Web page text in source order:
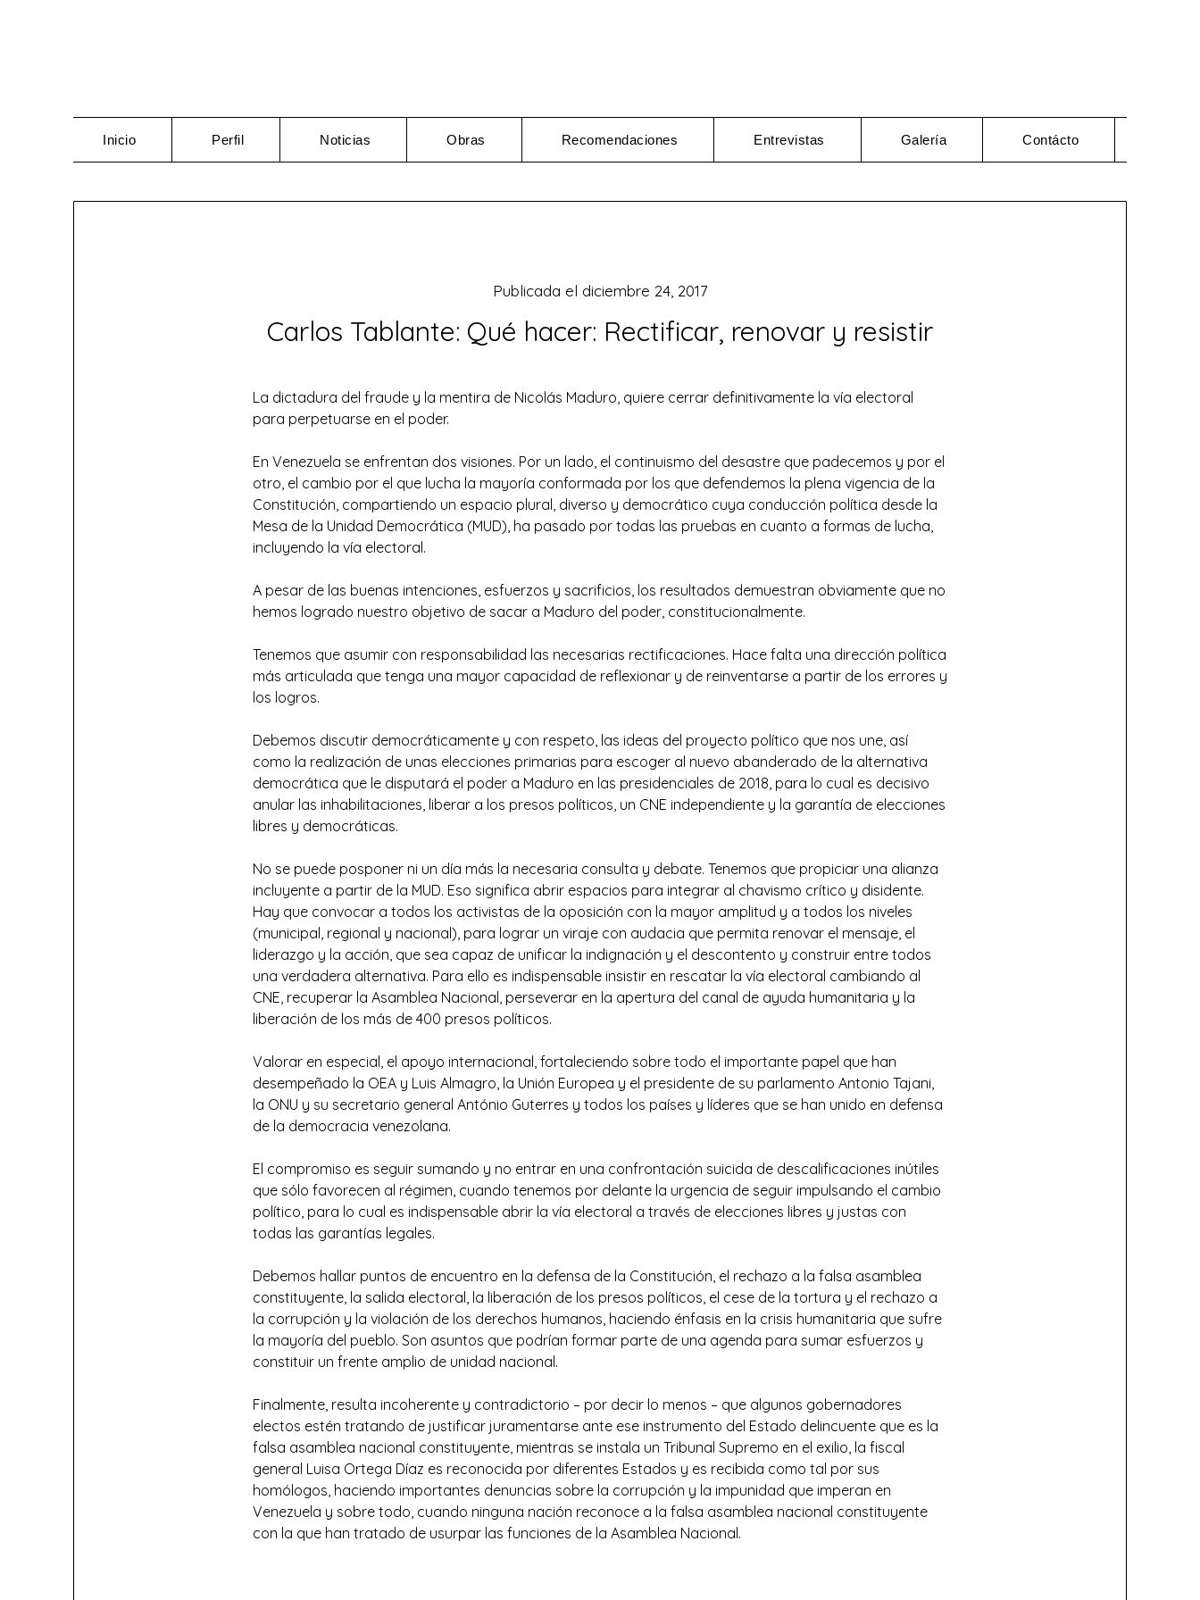
Inicio Perfil Noticias Obras Recomendaciones Entrevistas Galería Contácto
Carlos Tablante: Qué hacer: Rectificar, renovar y resistir
Publicada el diciembre 24, 2017
La dictadura del fraude y la mentira de Nicolás Maduro, quiere cerrar definitivamente la vía electoral
para perpetuarse en el poder.
En Venezuela se enfrentan dos visiones. Por un lado, el continuismo del desastre que padecemos y por el
otro, el cambio por el que lucha la mayoría conformada por los que defendemos la plena vigencia de la
Constitución, compartiendo un espacio plural, diverso y democrático cuya conducción política desde la
Mesa de la Unidad Democrática (MUD), ha pasado por todas las pruebas en cuanto a formas de lucha,
incluyendo la vía electoral.
A pesar de las buenas intenciones, esfuerzos y sacrificios, los resultados demuestran obviamente que no
hemos logrado nuestro objetivo de sacar a Maduro del poder, constitucionalmente.
Tenemos que asumir con responsabilidad las necesarias rectificaciones. Hace falta una dirección política
más articulada que tenga una mayor capacidad de reflexionar y de reinventarse a partir de los errores y
los logros.
Debemos discutir democráticamente y con respeto, las ideas del proyecto político que nos une, así
como la realización de unas elecciones primarias para escoger al nuevo abanderado de la alternativa
democrática que le disputará el poder a Maduro en las presidenciales de 2018, para lo cual es decisivo
anular las inhabilitaciones, liberar a los presos políticos, un CNE independiente y la garantía de elecciones
libres y democráticas.
No se puede posponer ni un día más la necesaria consulta y debate. Tenemos que propiciar una alianza
incluyente a partir de la MUD. Eso significa abrir espacios para integrar al chavismo crítico y disidente.
Hay que convocar a todos los activistas de la oposición con la mayor amplitud y a todos los niveles
(municipal, regional y nacional), para lograr un viraje con audacia que permita renovar el mensaje, el
liderazgo y la acción, que sea capaz de unificar la indignación y el descontento y construir entre todos
una verdadera alternativa. Para ello es indispensable insistir en rescatar la vía electoral cambiando al
CNE, recuperar la Asamblea Nacional, perseverar en la apertura del canal de ayuda humanitaria y la
liberación de los más de 400 presos políticos.
Valorar en especial, el apoyo internacional, fortaleciendo sobre todo el importante papel que han
desempeñado la OEA y Luis Almagro, la Unión Europea y el presidente de su parlamento Antonio Tajani,
la ONU y su secretario general António Guterres y todos los países y líderes que se han unido en defensa
de la democracia venezolana.
El compromiso es seguir sumando y no entrar en una confrontación suicida de descalificaciones inútiles
que sólo favorecen al régimen, cuando tenemos por delante la urgencia de seguir impulsando el cambio
político, para lo cual es indispensable abrir la vía electoral a través de elecciones libres y justas con
todas las garantías legales.
Debemos hallar puntos de encuentro en la defensa de la Constitución, el rechazo a la falsa asamblea
constituyente, la salida electoral, la liberación de los presos políticos, el cese de la tortura y el rechazo a
la corrupción y la violación de los derechos humanos, haciendo énfasis en la crisis humanitaria que sufre
la mayoría del pueblo. Son asuntos que podrían formar parte de una agenda para sumar esfuerzos y
constituir un frente amplio de unidad nacional.
Finalmente, resulta incoherente y contradictorio – por decir lo menos – que algunos gobernadores
electos estén tratando de justificar juramentarse ante ese instrumento del Estado delincuente que es la
falsa asamblea nacional constituyente, mientras se instala un Tribunal Supremo en el exilio, la fiscal
general Luisa Ortega Díaz es reconocida por diferentes Estados y es recibida como tal por sus
homólogos, haciendo importantes denuncias sobre la corrupción y la impunidad que imperan en
Venezuela y sobre todo, cuando ninguna nación reconoce a la falsa asamblea nacional constituyente
con la que han tratado de usurpar las funciones de la Asamblea Nacional.